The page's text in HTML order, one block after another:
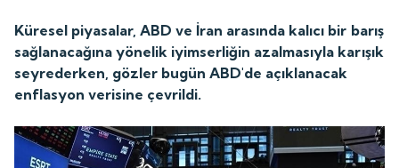
Küresel piyasalar, ABD ve İran arasında kalıcı bir barış
sağlanacağına yönelik iyimserliğin azalmasıyla karışık
seyrederken, gözler bugün ABD'de açıklanacak
enflasyon verisine çevrildi.